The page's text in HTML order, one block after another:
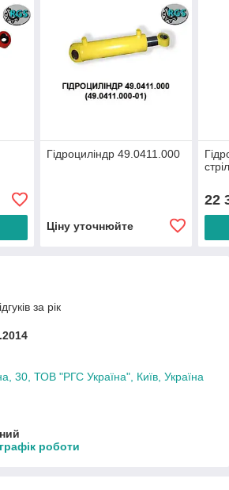
Гідроциліндр 49.0411.000
Ціну уточнюйте
22
за рік
30, ТОВ "РГС Україна", Київ, Україна
роботи